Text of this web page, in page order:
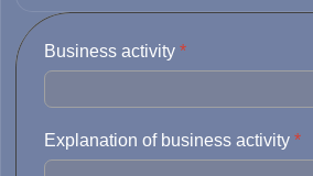
Business activity *
Explanation of business activity *